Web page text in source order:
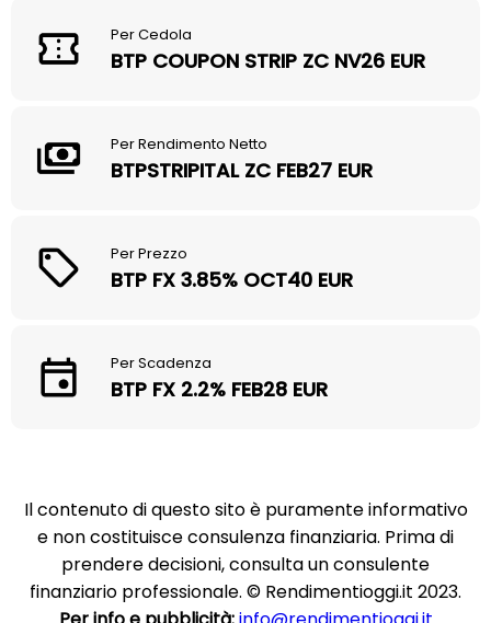
Per Cedola
BTP COUPON STRIP ZC NV26 EUR
Per Rendimento Netto
BTPSTRIPITAL ZC FEB27 EUR
Per Prezzo
BTP FX 3.85% OCT40 EUR
Per Scadenza
BTP FX 2.2% FEB28 EUR
Il contenuto di questo sito è puramente informativo
e non costituisce consulenza finanziaria. Prima di
prendere decisioni, consulta un consulente
finanziario professionale. © Rendimentioggi.it 2023.